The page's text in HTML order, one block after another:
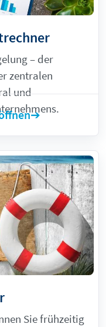
– der
zentralen
und
Sie frühzeitig